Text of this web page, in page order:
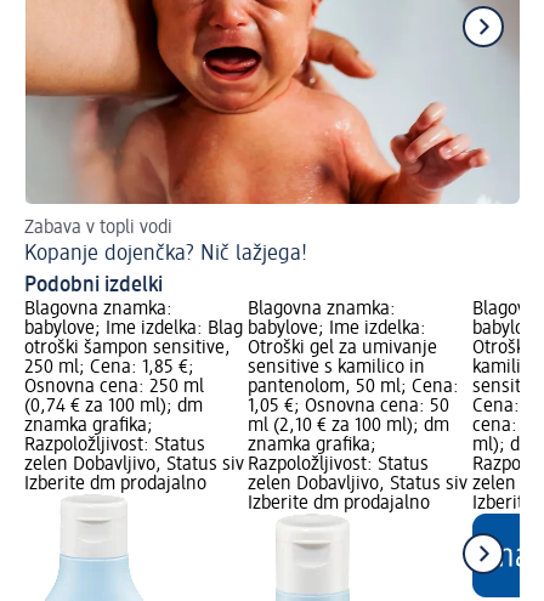
Zabava v topli vodi
Kopanje dojenčka? Nič lažjega!
Podobni izdelki
Blagovna znamka:
babylove; Ime izdelka: Blag
otroški šampon sensitive,
250 ml; Cena: 1,85 €;
Osnovna cena: 250 ml
(0,74 € za 100 ml); dm
znamka grafika;
Razpoložljivost: Status
zelen Dobavljivo, Status siv
Izberite dm prodajalno
Blagovna znamka:
babylove; Ime izdelka:
Otroški gel za umivanje
sensitive s kamilico in
pantenolom, 50 ml; Cena:
1,05 €; Osnovna cena: 50
ml (2,10 € za 100 ml); dm
znamka grafika;
Razpoložljivost: Status
zelen Dobavljivo, Status siv
Izberite dm prodajalno
Otroški
Cena:
cena:
ml); dm
zelen
Izberite